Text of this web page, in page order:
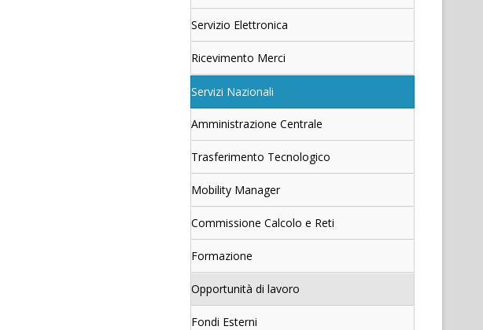
Servizio Elettronica
Ricevimento Merci
Servizi Nazionali
Amministrazione Centrale
Trasferimento Tecnologico
Mobility Manager
Commissione Calcolo e Reti
Formazione
Opportunità di lavoro
Fondi Esterni